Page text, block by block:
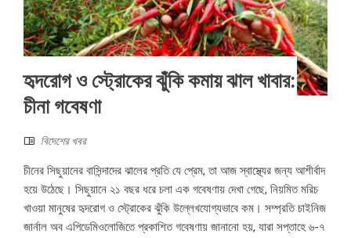
হৃদরোগ ও স্ট্রোকের ঝুঁকি কমায় ঝাল খাবার:
চীনা গবেষণা
বিদেশের খবর
চীনের সিছুয়ানের বাসিন্দাদের ঝালের প্রতি যে প্রেম, তা আজ স্বাস্থ্যের জন্য আশীর্বাদ
হয়ে উঠেছে। সিছুয়ানে ২১ বছর ধরে চলা এক গবেষণায় দেখা গেছে, নিয়মিত মরিচ
খাওয়া মানুষের হৃদরোগ ও স্ট্রোকের ঝুঁকি উল্লেখযোগ্যভাবে কম। সম্প্রতি চাইনিজ
জার্নাল অব এপিডেমিওলোজিতে প্রকাশিত গবেষণায় জানানো হয়, যারা সপ্তাহে ৬-৭